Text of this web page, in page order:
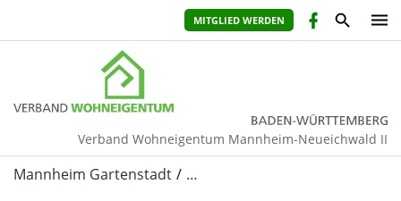
MITGLIED WERDEN
Verband Wohneigentum Mannheim-Neueichwald II
Mannheim Gartenstadt …